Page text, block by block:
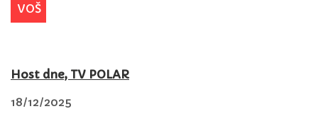
VOŠ
Host dne, TV POLAR
18/12/2025